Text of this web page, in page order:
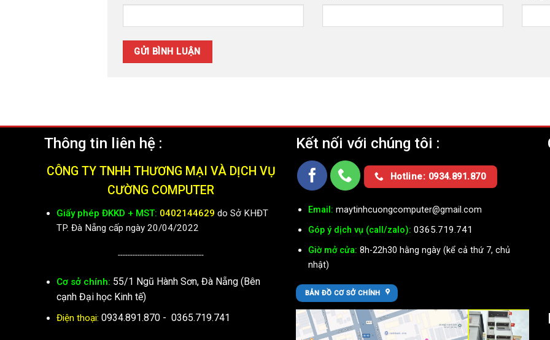
Thông tin liên hệ :
CÔNG TY TNHH THƯƠNG MẠI VÀ DỊCH VỤ
CƯỜNG COMPUTER
Giấy phép ĐKKD + MST: 0402144629 do Sở KHĐT
TP. Đà Nẵng cấp ngày 20/04/2022
-----------------------------------
Cơ sở chính: 55/1 Ngũ Hành Sơn, Đà Nẵng (Bên
cạnh Đại học Kinh tế)
Điện thoại: 0934.891.870 - 0365.719.741
Kết nối với chúng tôi :
Hotline: 0934.891.870
Email: maytinhcuongcomputer@gmail.com
Góp ý dịch vụ (call/zalo): 0365.719.741
Giờ mở cửa: 8h-22h30 hằng ngày (kể cả thứ 7, chủ
nhật)
BẢN ĐỒ CƠ SỞ CHÍNH